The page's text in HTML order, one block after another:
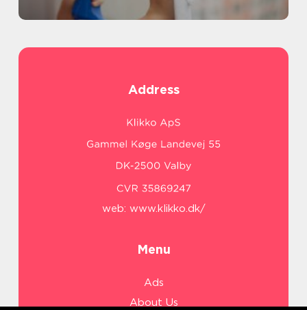
Address
web: www.klikko.dk/
Menu
Ads
About Us